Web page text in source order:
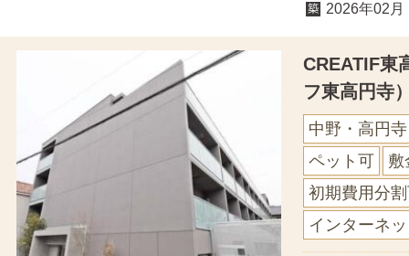
2026年02月
CREATIF東
フ東高円寺
中野・高円寺
ペット可
敷
初期費用分
インターネ